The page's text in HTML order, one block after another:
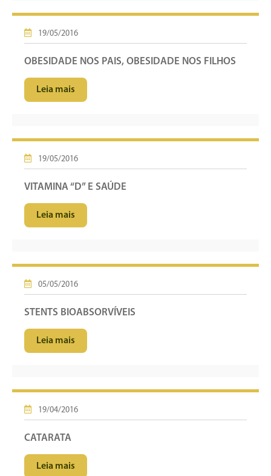
19/05/2016
OBESIDADE NOS PAIS, OBESIDADE NOS FILHOS
Leia mais
19/05/2016
VITAMINA “D” E SAÚDE
Leia mais
05/05/2016
STENTS BIOABSORVÍVEIS
Leia mais
19/04/2016
CATARATA
Leia mais